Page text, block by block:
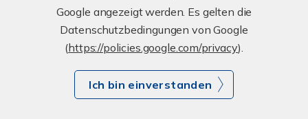
Google angezeigt werden. Es gelten die
Datenschutzbedingungen von Google
(https://policies.google.com/privacy).
Ich bin einverstanden